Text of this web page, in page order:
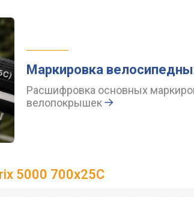
Маркировка
Расшифровка основных
велопокрышек
5000 700x25C